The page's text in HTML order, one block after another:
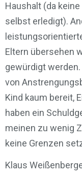
Haushalt (da
selbst erledigt).
Eltern übersehen
gewürdigt
von
Kind kaum bereit,
haben ein
meinen zu wenig
keine Grenzen
Klaus